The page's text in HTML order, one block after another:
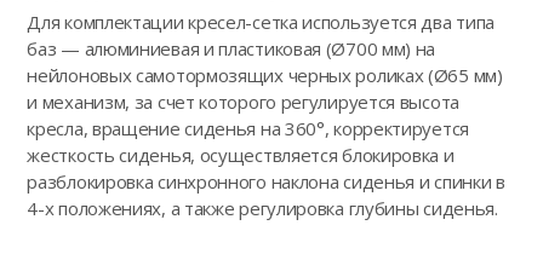
Для комплектации кресел-сетка используется два типа
баз — алюминиевая и пластиковая (Ø700 мм) на
нейлоновых самотормозящих черных роликах (Ø65 мм)
и механизм, за счет которого регулируется высота
кресла, вращение сиденья на 360°, корректируется
жесткость сиденья, осуществляется блокировка и
разблокировка синхронного наклона сиденья и спинки в
4-х положениях, а также регулировка глубины сиденья.